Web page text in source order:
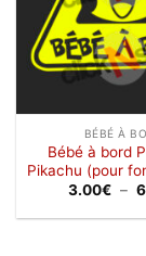
BÉBÉ À
Bébé à bord
Pikachu (pour
3.00€ –